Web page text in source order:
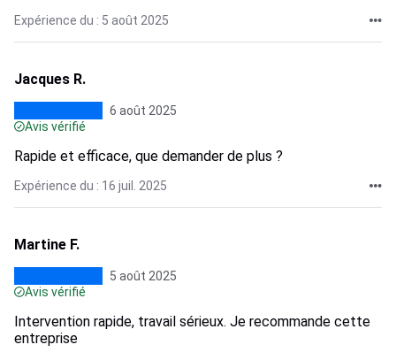
Expérience du : 5 août 2025
Jacques R.
6 août 2025
Avis vérifié
Rapide et efficace, que demander de plus ?
Expérience du : 16 juil. 2025
Martine F.
5 août 2025
Avis vérifié
Intervention rapide, travail sérieux. Je recommande cette
entreprise